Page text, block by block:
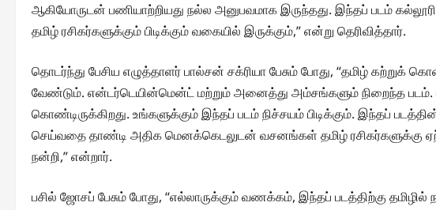
ஆகியோருடன் பணியாற்றியது நல்ல அனுபவமாக இருந்தது. இந்தப் படம்
தமிழ் ரசிகர்களுக்கும் பிடிக்கும் வகையில் இருக்கும்,” என்று தெரிவித்தார்.
தொடர்ந்து பேசிய எழுத்தாளர் பால்சன் சக்ரியா பேசும் போது, “தமிழ் கற்றுக்
வேண்டும். என்டர்டெயின்மென்ட் மற்றும் அனைத்து அம்சங்களும் நிறைந்த
கொண்டிருக்கிறது. உங்களுக்கும் இந்தப் படம் நிச்சயம் பிடிக்கும். இந்தப்
செய்வதை தாண்டி அதிக மெனக்கெடலுடன் வசனங்கள் தமிழ் ரசிகர்களுக்கு
நன்றி,” என்றார்.
பசில் ஜோசப் பேசும் போது, “எல்லாருக்கும் வணக்கம், இந்தப் படத்திற்கு